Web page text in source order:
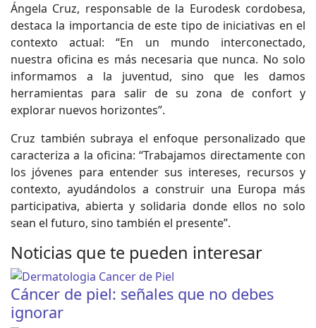
Ángela Cruz, responsable de la Eurodesk cordobesa,
destaca la importancia de este tipo de iniciativas en el
contexto actual: “En un mundo interconectado,
nuestra oficina es más necesaria que nunca. No solo
informamos a la juventud, sino que les damos
herramientas para salir de su zona de confort y
explorar nuevos horizontes”.
Cruz también subraya el enfoque personalizado que
caracteriza a la oficina: “Trabajamos directamente con
los jóvenes para entender sus intereses, recursos y
contexto, ayudándolos a construir una Europa más
participativa, abierta y solidaria donde ellos no solo
sean el futuro, sino también el presente”.
Noticias que te pueden interesar
Cáncer de piel: señales que no debes
ignorar